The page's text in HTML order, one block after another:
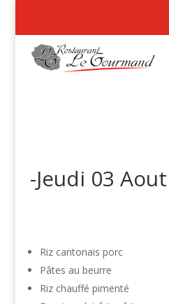
-Jeudi 03
Riz cantonais porc
Pâtes au beurre
Riz chauffé pimenté